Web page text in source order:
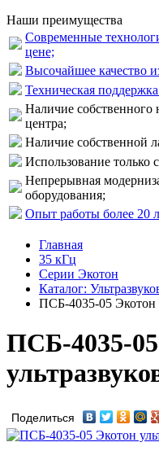
Наши преимущества
Современные
цене;
Высочайшее качество
Техническая
Наличие собственного
центра;
Наличие собственной
Использование только
Непрерывная
оборудования;
Опыт работы более 20
Главная
35 кГц
Серии Экотон
Каталог:
ПСБ-4035-05 Экотон
ПСБ-4035-
Поделиться